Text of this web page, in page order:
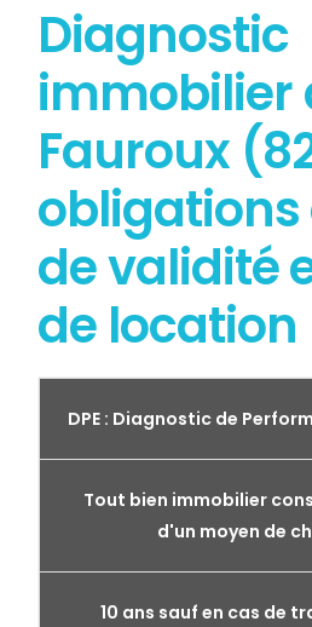
Diagnostic
immobilier
Fauroux
obligations
de validité
de location
DPE : Diagnostic de
Tout bien immobilier
d'un moyen de
10 ans sauf en cas de